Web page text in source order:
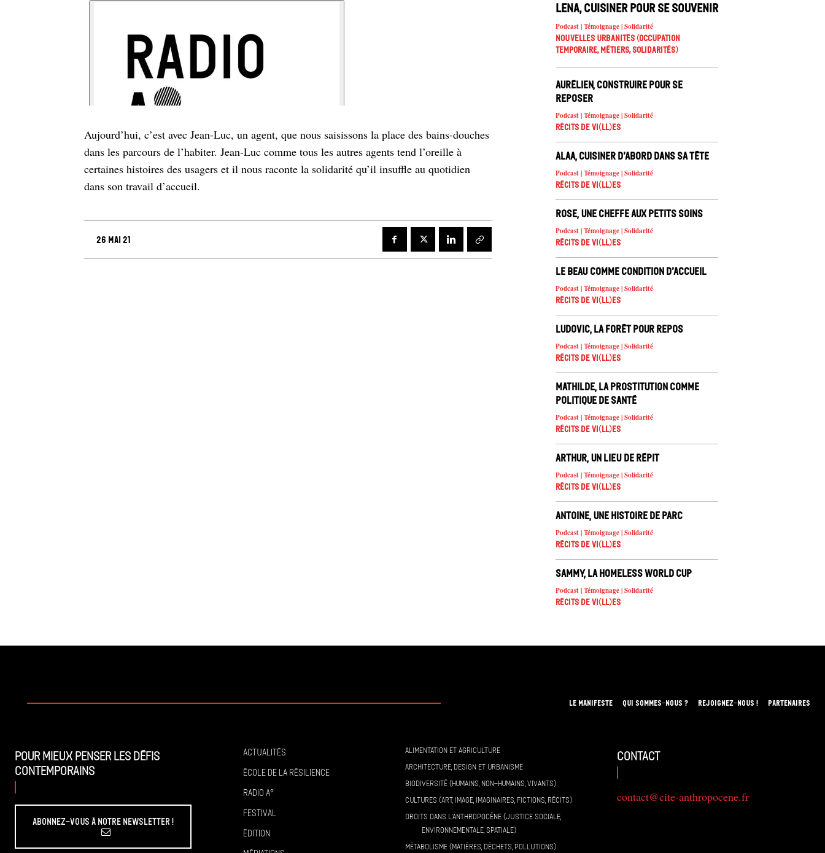
Aujourd’hui, c’est avec Jean-Luc, un agent, que nous saisissons la place des bains-douches
dans les parcours de l’habiter. Jean-Luc comme tous les autres agents tend l’oreille à
certaines histoires des usagers et il nous raconte la solidarité qu’il insuffle au quotidien
dans son travail d’accueil.
26 mai 21
Lena, cuisiner pour se souvenir
Podcast | Témoignage | Solidarité
Nouvelles urbanités (occupation
temporaire, métiers, solidarités)
Aurélien, construire pour se
reposer
Podcast | Témoignage | Solidarité
Récits de Vi(ll)es
Alaa, cuisiner d’abord dans sa tête
Podcast | Témoignage | Solidarité
Récits de Vi(ll)es
Rose, une cheffe aux petits soins
Podcast | Témoignage | Solidarité
Récits de Vi(ll)es
Le beau comme condition d’accueil
Podcast | Témoignage | Solidarité
Récits de Vi(ll)es
Ludovic, la forêt pour repos
Podcast | Témoignage | Solidarité
Récits de Vi(ll)es
Mathilde, La prostitution comme
politique de santé
Podcast | Témoignage | Solidarité
Récits de Vi(ll)es
Arthur, Un lieu de répit
Podcast | Témoignage | Solidarité
Récits de Vi(ll)es
Antoine, une histoire de parc
Podcast | Témoignage | Solidarité
Récits de Vi(ll)es
Sammy, La Homeless World Cup
Podcast | Témoignage | Solidarité
Récits de Vi(ll)es
LE MANIFESTE QUI SOMMES-NOUS ? REJOIGNEZ-NOUS ! PARTENAIRES
Pour mieux penser les défis
contemporains
Abonnez-vous à Notre Newsletter !
Actualités
École de la résilience
Radio A°
Festival
Édition
ALIMENTATION ET AGRICULTURE
ARCHITECTURE, DESIGN ET URBANISME
BIODIVERSITÉ (HUMAINS, NON-HUMAINS, VIVANTS)
CULTURES (ART, IMAGE, IMAGINAIRES, FICTIONS, RÉCITS)
DROITS DANS L’ANTHROPOCÈNE (JUSTICE SOCIALE,
ENVIRONNEMENTALE, SPATIALE)
MÉTABOLISME (MATIÈRES, DÉCHETS, POLLUTIONS)
contact
contact@cite-anthropocene.fr